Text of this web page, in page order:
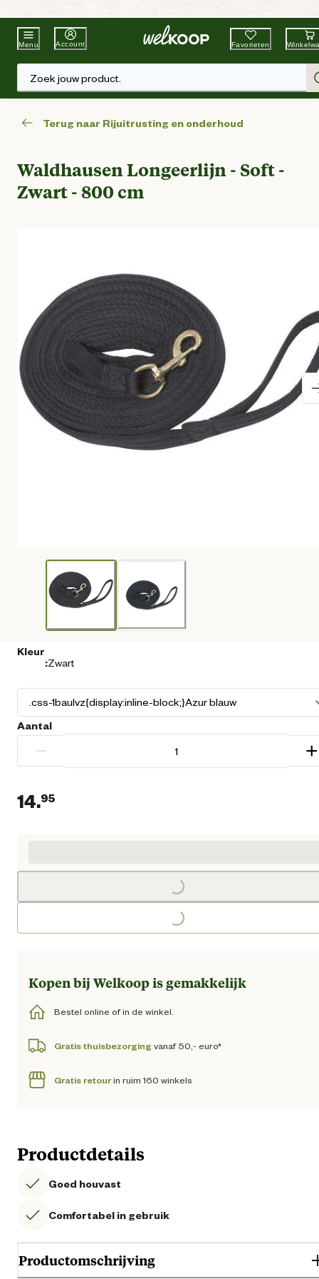
Beste WinkelketenTuin & Dier
Menu Account Favorieten
Zoek jouw product.
Terug naar Rijuitrusting en onderhoud
Waldhausen Longeerlijn - Soft -
Zwart - 800 cm
Kleur
:Zwart
Aantal
− +
14.95
Loading...
Loading...
Kopen bij Welkoop is gemakkelijk
Bestel online of in de winkel.
Gratis thuisbezorging vanaf 50,- euro*
Gratis retourin ruim 160 winkels
Productdetails
Goed houvast
Comfortabel in gebruik
Productomschrijving